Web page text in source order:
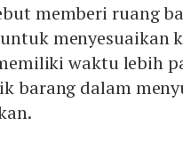
memberi ruang
menyesuaikan
waktu lebih
barang dalam